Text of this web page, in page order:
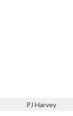
PJ Harvey